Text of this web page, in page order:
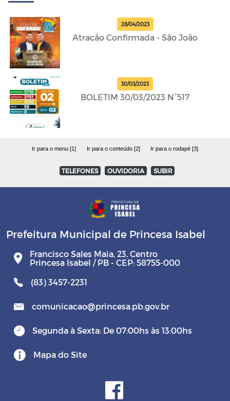
28/04/2023
Atração Confirmada - São João
30/03/2023
BOLETIM 30/03/2023 N°517
Ir para o menu [1] Ir para o conteúdo [2] Ir para o rodapé [3]
TELEFONES OUVIDORIA SUBIR
Prefeitura Municipal de Princesa Isabel
Francisco Sales Maia, 23, Centro
Princesa Isabel / PB - CEP: 58755-000
(83) 3457-2231
comunicacao@princesa.pb.gov.br
Segunda à Sexta: De 07:00hs às 13:00hs
Mapa do Site